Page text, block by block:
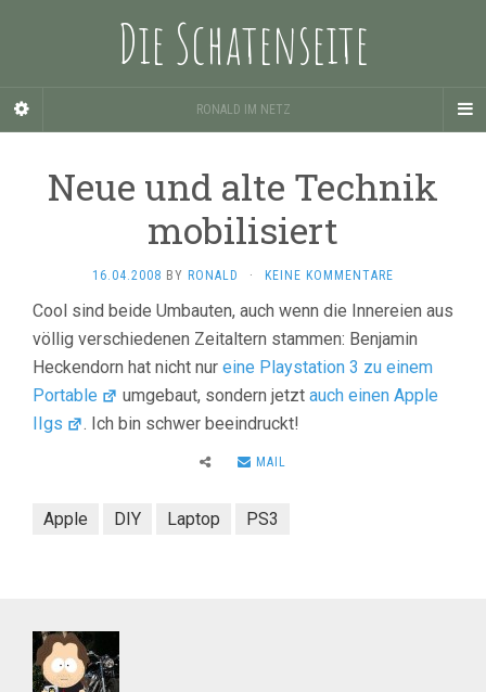
Die Schatenseite
RONALD IM NETZ
Neue und alte Technik
mobilisiert
16.04.2008 BY RONALD · KEINE KOMMENTARE
Cool sind beide Umbauten, auch wenn die Innereien aus
völlig verschiedenen Zeitaltern stammen: Benjamin
Heckendorn hat nicht nur eine Playstation 3 zu einem
Portable
umgebaut, sondern jetztauch einen Apple
IIgs
. Ich bin schwer beeindruckt!
MAIL
Apple DIY Laptop PS3